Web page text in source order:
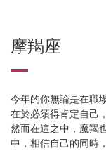
摩羯座
今年的你無論是在職
在於必須得肯定自己
然而在這之中，魔羯
中，相信自己的同時